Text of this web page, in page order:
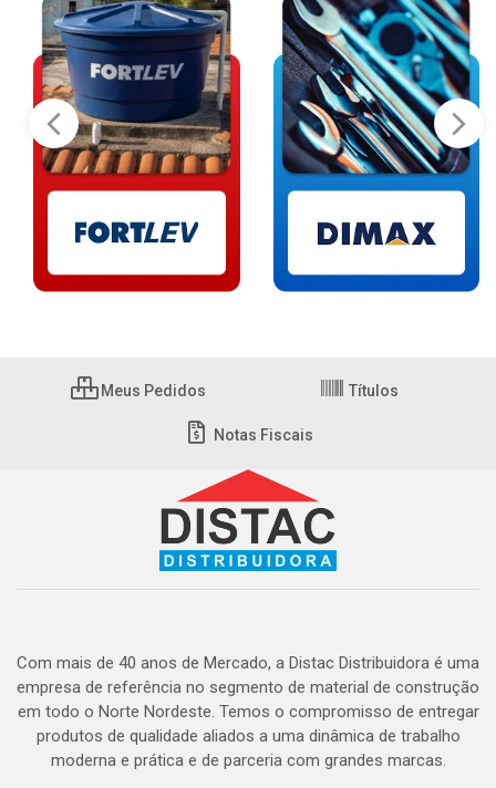
Meus Pedidos Títulos
Notas Fiscais
Com mais de 40 anos de Mercado, a Distac Distribuidora é uma
empresa de referência no segmento de material de construção
em todo o Norte Nordeste. Temos o compromisso de entregar
produtos de qualidade aliados a uma dinâmica de trabalho
moderna e prática e de parceria com grandes marcas.